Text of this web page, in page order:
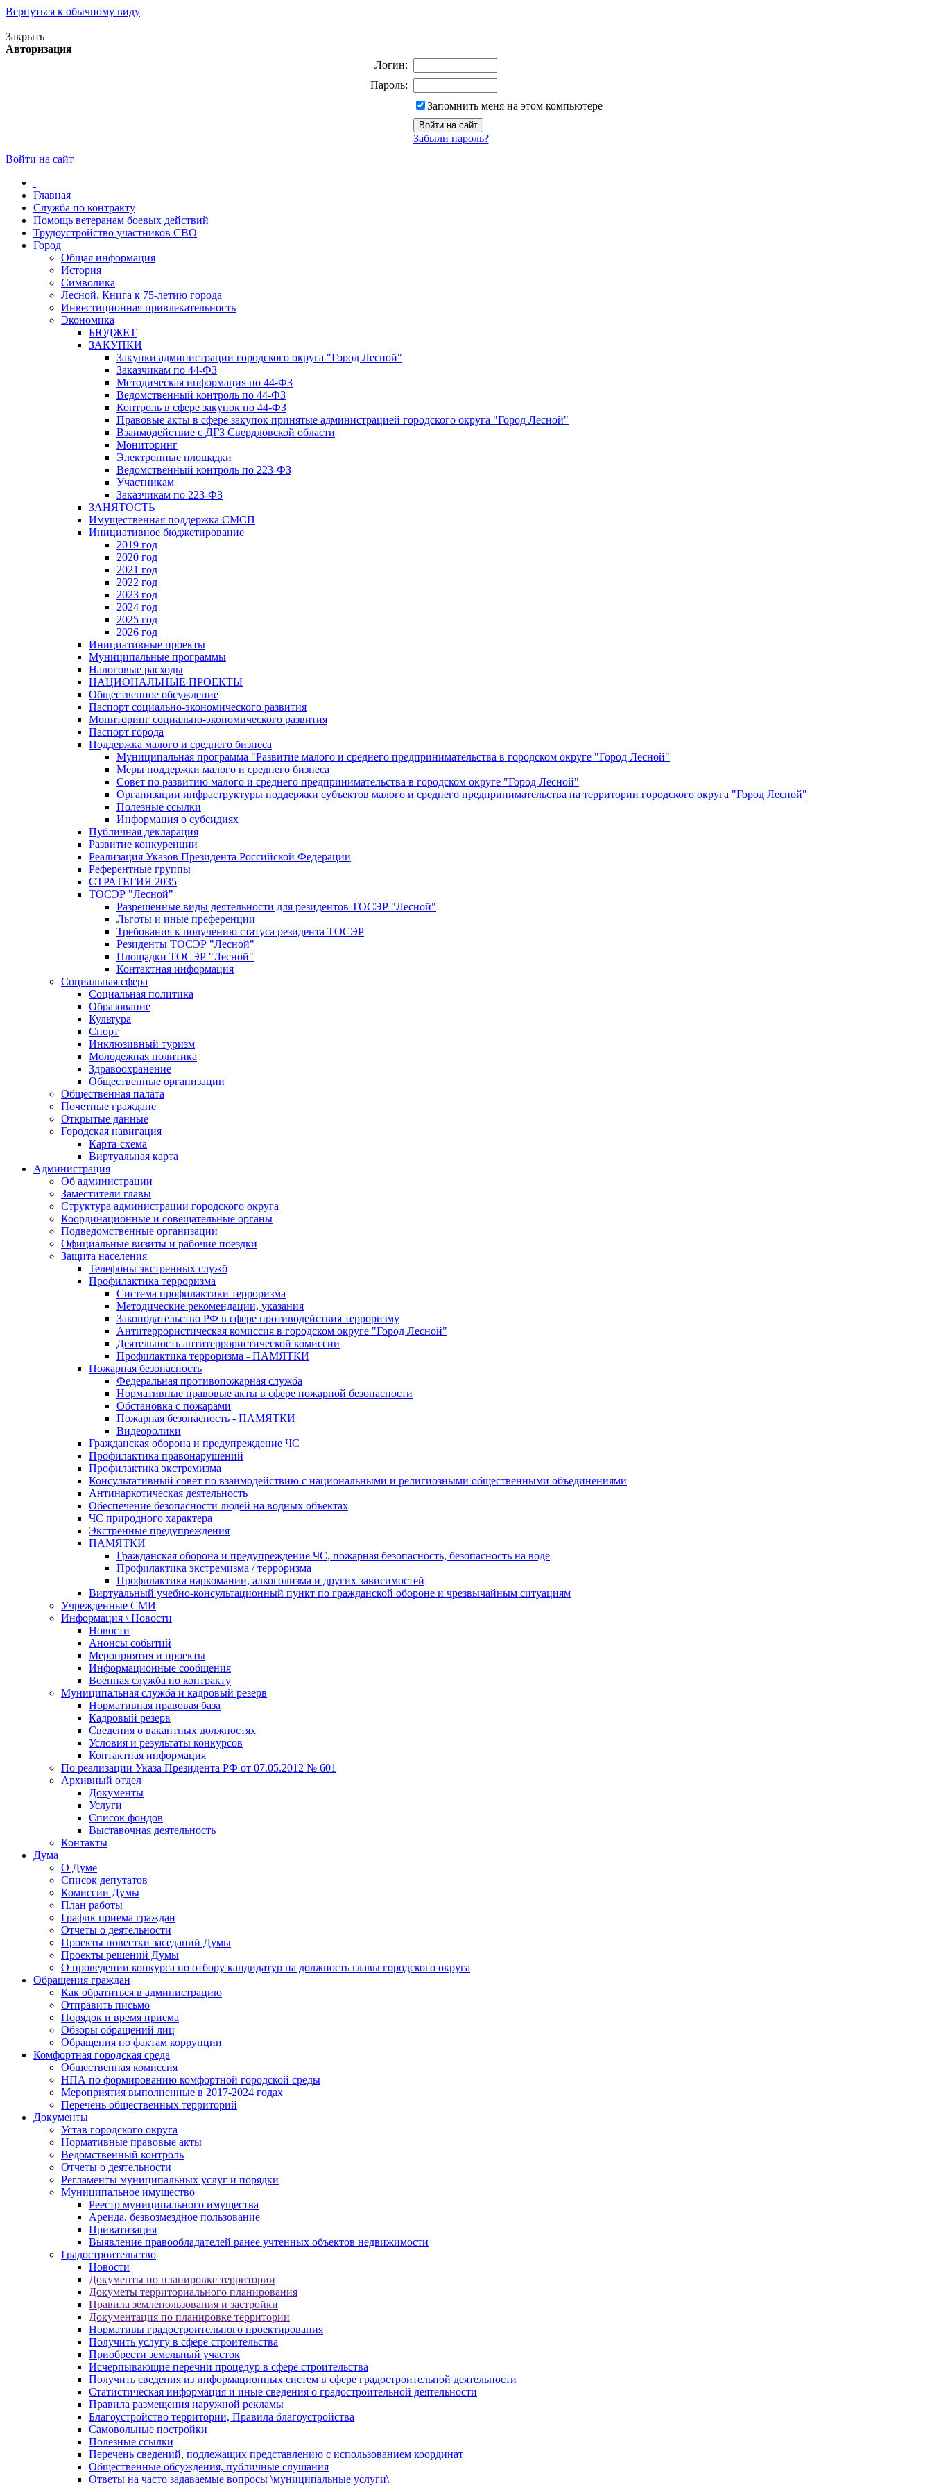
Вернуться к обычному виду
Закрыть
Авторизация
Логин:
Пароль:
Запомнить меня на этом компьютере
Забыли пароль?
Войти на сайт
Главная
Служба по контракту
Помощь ветеранам боевых действий
Трудоустройство участников СВО
Город
Общая информация
История
Символика
Лесной. Книга к 75-летию города
Инвестиционная привлекательность
Экономика
БЮДЖЕТ
ЗАКУПКИ
Закупки администрации городского округа "Город Лесной"
Заказчикам по 44-ФЗ
Методическая информация по 44-ФЗ
Ведомственный контроль по 44-ФЗ
Контроль в сфере закупок по 44-ФЗ
Правовые акты в сфере закупок принятые администрацией городского округа "Город Лесной"
Взаимодействие с ДГЗ Свердловской области
Мониторинг
Электронные площадки
Ведомственный контроль по 223-ФЗ
Участникам
Заказчикам по 223-ФЗ
ЗАНЯТОСТЬ
Имущественная поддержка СМСП
Инициативное бюджетирование
2019 год
2020 год
2021 год
2022 год
2023 год
2024 год
2025 год
2026 год
Инициативные проекты
Муниципальные программы
Налоговые расходы
НАЦИОНАЛЬНЫЕ ПРОЕКТЫ
Общественное обсуждение
Паспорт социально-экономического развития
Мониторинг социально-экономического развития
Паспорт города
Поддержка малого и среднего бизнеса
Муниципальная программа "Развитие малого и среднего предпринимательства в городском округе "Город Лесной"
Меры поддержки малого и среднего бизнеса
Совет по развитию малого и среднего предпринимательства в городском округе "Город Лесной"
Организации инфраструктуры поддержки субъектов малого и среднего предпринимательства на территории городского округа "Город Лесной"
Полезные ссылки
Информация о субсидиях
Публичная декларация
Развитие конкуренции
Реализация Указов Президента Российской Федерации
Референтные группы
СТРАТЕГИЯ 2035
ТОСЭР "Лесной"
Разрешенные виды деятельности для резидентов ТОСЭР "Лесной"
Льготы и иные преференции
Требования к получению статуса резидента ТОСЭР
Резиденты ТОСЭР "Лесной"
Площадки ТОСЭР "Лесной"
Контактная информация
Социальная сфера
Социальная политика
Образование
Культура
Спорт
Инклюзивный туризм
Молодежная политика
Здравоохранение
Общественные организации
Общественная палата
Почетные граждане
Открытые данные
Городская навигация
Карта-схема
Виртуальная карта
Администрация
Об администрации
Заместители главы
Структура администрации городского округа
Координационные и совещательные органы
Подведомственные организации
Официальные визиты и рабочие поездки
Защита населения
Телефоны экстренных служб
Профилактика терроризма
Система профилактики терроризма
Методические рекомендации, указания
Законодательство РФ в сфере противодействия терроризму
Антитеррористическая комиссия в городском округе "Город Лесной"
Деятельность антитеррористической комиссии
Профилактика терроризма - ПАМЯТКИ
Пожарная безопасность
Федеральная противопожарная служба
Нормативные правовые акты в сфере пожарной безопасности
Обстановка с пожарами
Пожарная безопасность - ПАМЯТКИ
Видеоролики
Гражданская оборона и предупреждение ЧС
Профилактика правонарушений
Профилактика экстремизма
Консультативный совет по взаимодействию с национальными и религиозными общественными объединениями
Антинаркотическая деятельность
Обеспечение безопасности людей на водных объектах
ЧС природного характера
Экстренные предупреждения
ПАМЯТКИ
Гражданская оборона и предупреждение ЧС, пожарная безопасность, безопасность на воде
Профилактика экстремизма / терроризма
Профилактика наркомании, алкоголизма и других зависимостей
Виртуальный учебно-консультационный пункт по гражданской обороне и чрезвычайным ситуациям
Учрежденные СМИ
Информация \ Новости
Новости
Анонсы событий
Мероприятия и проекты
Информационные сообщения
Военная служба по контракту
Муниципальная служба и кадровый резерв
Нормативная правовая база
Кадровый резерв
Сведения о вакантных должностях
Условия и результаты конкурсов
Контактная информация
По реализации Указа Президента РФ от 07.05.2012 № 601
Архивный отдел
Документы
Услуги
Список фондов
Выставочная деятельность
Контакты
Дума
О Думе
Список депутатов
Комиссии Думы
План работы
График приема граждан
Отчеты о деятельности
Проекты повестки заседаний Думы
Проекты решений Думы
О проведении конкурса по отбору кандидатур на должность главы городского округа
Обращения граждан
Как обратиться в администрацию
Отправить письмо
Порядок и время приема
Обзоры обращений лиц
Обращения по фактам коррупции
Комфортная городская среда
Общественная комиссия
НПА по формированию комфортной городской среды
Мероприятия выполненные в 2017-2024 годах
Перечень общественных территорий
Документы
Устав городского округа
Нормативные правовые акты
Ведомственный контроль
Отчеты о деятельности
Регламенты муниципальных услуг и порядки
Муниципальное имущество
Реестр муниципального имущества
Аренда, безвозмездное пользование
Приватизация
Выявление правообладателей ранее учтенных объектов недвижимости
Градостроительство
Новости
Документы по планировке территории
Докуметы территориального планирования
Правила землепользования и застройки
Документация по планировке территории
Нормативы градостроительного проектирования
Получить услугу в сфере строительства
Приобрести земельный участок
Исчерпывающие перечни процедур в сфере строительства
Получить сведения из информационных систем в сфере градостроительной деятельности
Статистическая информация и иные сведения о градостроительной деятельности
Правила размещения наружной рекламы
Благоустройство территории, Правила благоустройства
Самовольные постройки
Полезные ссылки
Перечень сведений, подлежащих представлению с использованием координат
Общественные обсуждения, публичные слушания
Ответы на часто задаваемые вопросы \муниципальные услуги\